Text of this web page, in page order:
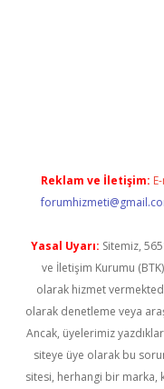
Reklam ve İletişim:
Yasal Uyarı: Sitemiz,
ve İletişim Kurumu
olarak hizmet
olarak denetleme veya
Ancak, üyelerimiz
siteye üye olarak bu
sitesi, herhangi bir marka,